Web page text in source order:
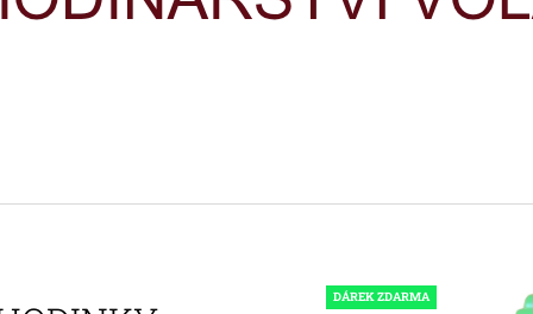
DÁREK ZDARMA
HODINKY
TRIATHLON